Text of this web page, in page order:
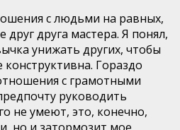
с людьми на равных,
друга мастера. Я понял,
унижать других, чтобы
Гораздо
с грамотными
руководить
не умеют, это, конечно,